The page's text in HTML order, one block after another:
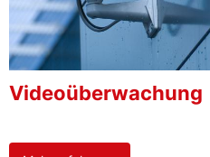
Videoüberwachung